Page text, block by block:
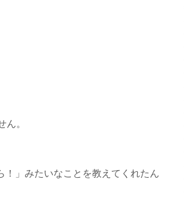
。
」みたいなことを教えてくれたん